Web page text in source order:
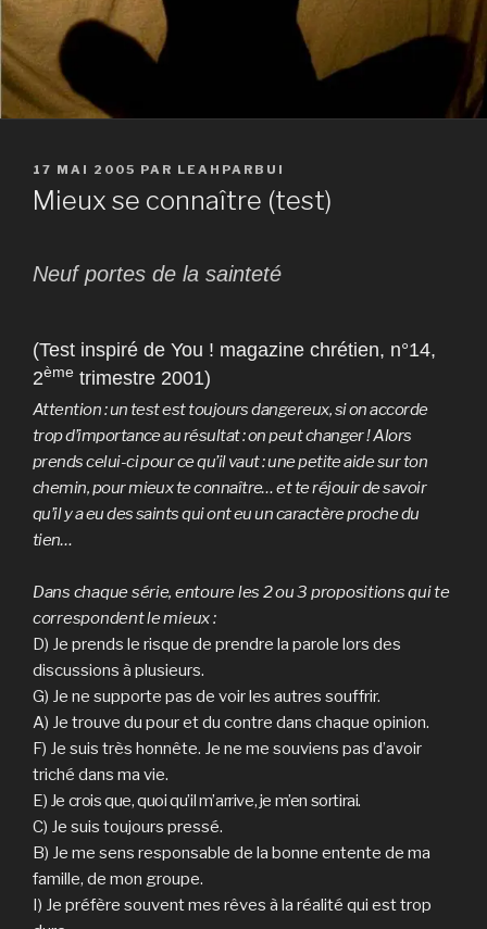
PUBLIÉ
LE
17 MAI 2005 PAR LEAHPARBUI
Mieux se connaître (test)
Neuf portes de la sainteté
(Test inspiré de You ! magazine chrétien, n°14,
2ème trimestre 2001)
Attention : un test est toujours dangereux, si on accorde
trop d’importance au résultat : on peut changer ! Alors
prends celui-ci pour ce qu’il vaut : une petite aide sur ton
chemin, pour mieux te connaître… et te réjouir de savoir
qu’il y a eu des saints qui ont eu un caractère proche du
tien…
Dans chaque série, entoure les 2 ou 3 propositions qui te
correspondent le mieux :
D) Je prends le risque de prendre la parole lors des
discussions à plusieurs.
G) Je ne supporte pas de voir les autres souffrir.
A) Je trouve du pour et du contre dans chaque opinion.
F) Je suis très honnête. Je ne me souviens pas d’avoir
triché dans ma vie.
E) Je crois que, quoi qu’il m’arrive, je m’en sortirai.
C) Je suis toujours pressé.
B) Je me sens responsable de la bonne entente de ma
famille, de mon groupe.
I) Je préfère souvent mes rêves à la réalité qui est trop